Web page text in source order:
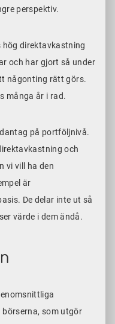
perspektiv.
hög direktavkastning
och har gjort så under
någonting rätt görs.
många år i rad.
på portföljnivå.
och
vi vill ha den
är
De delar inte ut så
värde i dem ändå.
som utgör